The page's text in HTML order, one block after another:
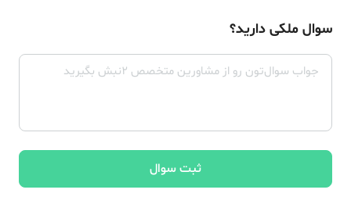
سوال ملکی دارید؟
ثبت سوال